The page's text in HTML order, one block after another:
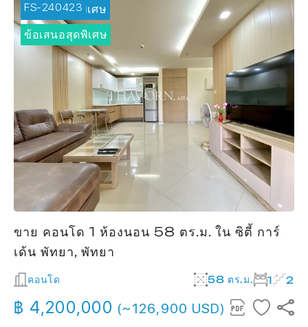
FS-240423
🔥 ข้อเสนอพิเศษ
ข้อเสนอสุดพิเศษ
ขาย คอนโด 1 ห้องนอน 58 ตร.ม. ใน ซิตี้ การ์
เด้น พัทยา, พัทยา
คอนโด 58 ตร.ม. 1 2
฿ 4,200,000 (~126,900 USD)